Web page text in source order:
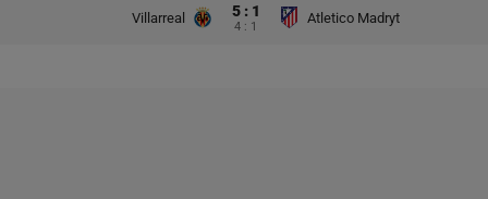
Villarreal 5 : 1
4 : 1
Atletico Madryt